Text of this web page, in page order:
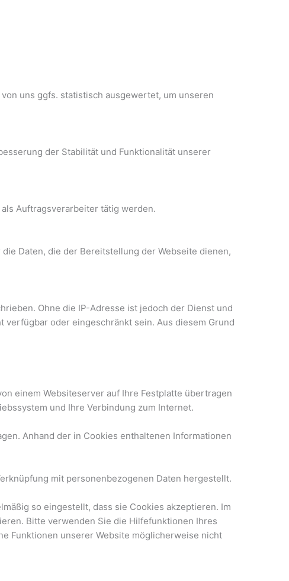
uns ggfs. statistisch ausgewertet, um unseren
der Stabilität und Funktionalität unserer
Auftragsverarbeiter tätig werden.
Daten, die der Bereitstellung der Webseite dienen,
Ohne die IP-Adresse ist jedoch der Dienst und
oder eingeschränkt sein. Aus diesem Grund
einem Websiteserver auf Ihre Festplatte übertragen
und Ihre Verbindung zum Internet.
Anhand der in Cookies enthaltenen Informationen
mit personenbezogenen Daten hergestellt.
so eingestellt, dass sie Cookies akzeptieren. Im
Bitte verwenden Sie die Hilfefunktionen Ihres
Funktionen unserer Website möglicherweise nicht